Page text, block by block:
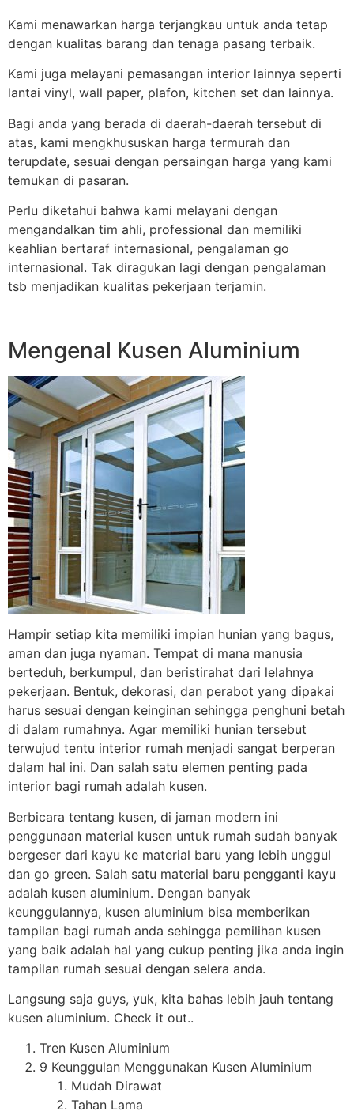
Kami menawarkan harga terjangkau untuk anda tetap
dengan kualitas barang dan tenaga pasang terbaik.
Kami juga melayani pemasangan interior lainnya seperti
lantai vinyl, wall paper, plafon, kitchen set dan lainnya.
Bagi anda yang berada di daerah-daerah tersebut di
atas, kami mengkhususkan harga termurah dan
terupdate, sesuai dengan persaingan harga yang kami
temukan di pasaran.
Perlu diketahui bahwa kami melayani dengan
mengandalkan tim ahli, professional dan memiliki
keahlian bertaraf internasional, pengalaman go
internasional. Tak diragukan lagi dengan pengalaman
tsb menjadikan kualitas pekerjaan terjamin.
Mengenal Kusen Aluminium
Hampir setiap kita memiliki impian hunian yang bagus,
aman dan juga nyaman. Tempat di mana manusia
berteduh, berkumpul, dan beristirahat dari lelahnya
pekerjaan. Bentuk, dekorasi, dan perabot yang dipakai
harus sesuai dengan keinginan sehingga penghuni betah
di dalam rumahnya. Agar memiliki hunian tersebut
terwujud tentu interior rumah menjadi sangat berperan
dalam hal ini. Dan salah satu elemen penting pada
interior bagi rumah adalah kusen.
Berbicara tentang kusen, di jaman modern ini
penggunaan material kusen untuk rumah sudah banyak
bergeser dari kayu ke material baru yang lebih unggul
dan go green. Salah satu material baru pengganti kayu
adalah kusen aluminium. Dengan banyak
keunggulannya, kusen aluminium bisa memberikan
tampilan bagi rumah anda sehingga pemilihan kusen
yang baik adalah hal yang cukup penting jika anda ingin
tampilan rumah sesuai dengan selera anda.
Langsung saja guys, yuk, kita bahas lebih jauh tentang
kusen aluminium. Check it out..
Tren Kusen Aluminium
9 Keunggulan Menggunakan Kusen Aluminium
Mudah Dirawat
Tahan Lama